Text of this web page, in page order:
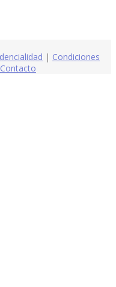
| Condiciones
Contacto